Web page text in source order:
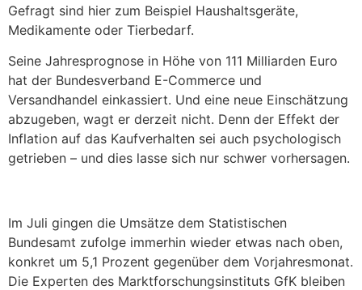
Gefragt sind hier zum Beispiel Haushaltsgeräte,
Medikamente oder Tierbedarf.
Seine Jahresprognose in Höhe von 111 Milliarden Euro
hat der Bundesverband E-Commerce und
Versandhandel einkassiert. Und eine neue Einschätzung
abzugeben, wagt er derzeit nicht. Denn der Effekt der
Inflation auf das Kaufverhalten sei auch psychologisch
getrieben – und dies lasse sich nur schwer vorhersagen.
Im Juli gingen die Umsätze dem Statistischen
Bundesamt zufolge immerhin wieder etwas nach oben,
konkret um 5,1 Prozent gegenüber dem Vorjahresmonat.
Die Experten des Marktforschungsinstituts GfK bleiben